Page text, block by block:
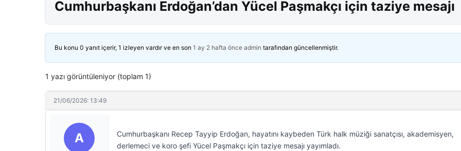
Cumhurbaşkanı Erdoğan’dan Yücel Paşmakçı için taziye mesajı
Bu konu 0 yanıt içerir, 1 izleyen vardır ve en son 1 ay 2 hafta önce admin tarafından güncellenmiştir.
1 yazı görüntüleniyor (toplam 1)
21/06/2026: 13:49
A
Cumhurbaşkanı Recep Tayyip Erdoğan, hayatını kaybeden Türk halk müziği sanatçısı, akademisyen,
derlemeci ve koro şefi Yücel Paşmakçı için taziye mesajı yayımladı.